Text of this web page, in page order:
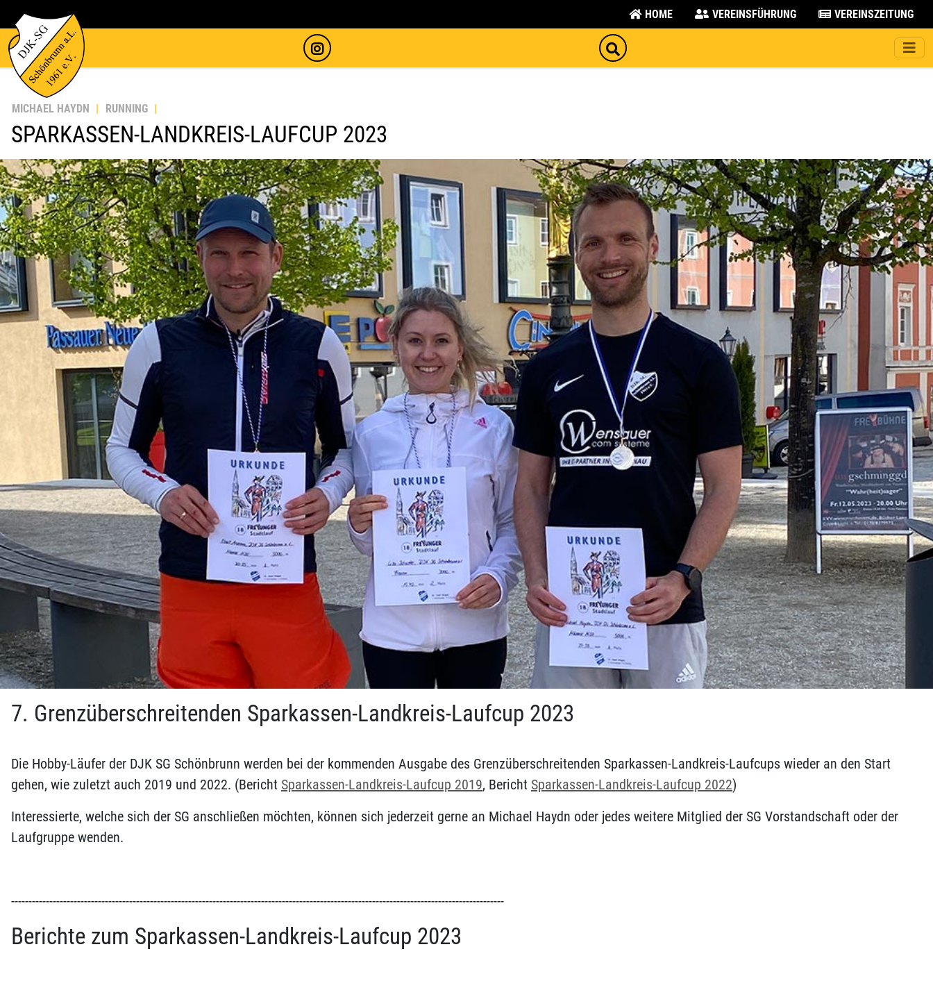
HOME VEREINSFÜHRUNG VEREINSZEITUNG
MICHAEL HAYDN RUNNING
SPARKASSEN-LANDKREIS-LAUFCUP 2023
7. Grenzüberschreitenden Sparkassen-Landkreis-Laufcup 2023
Die Hobby-Läufer der DJK SG Schönbrunn werden bei der kommenden Ausgabe des Grenzüberschreitenden Sparkassen-Landkreis-Laufcups wieder an den Start
gehen, wie zuletzt auch 2019 und 2022. (Bericht Sparkassen-Landkreis-Laufcup 2019, Bericht Sparkassen-Landkreis-Laufcup 2022)
Interessierte, welche sich der SG anschließen möchten, können sich jederzeit gerne an Michael Haydn oder jedes weitere Mitglied der SG Vorstandschaft oder der
Laufgruppe wenden.
----------------------------------------------------------------------------------------------------------------------------------------------
Berichte zum Sparkassen-Landkreis-Laufcup 2023